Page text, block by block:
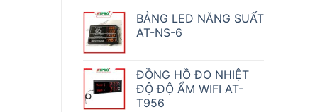
BẢNG LED NĂNG SUẤT
AT-NS-6
ĐỒNG HỒ ĐO NHIỆT
ĐỘ ĐỘ ẨM WIFI AT-
T956